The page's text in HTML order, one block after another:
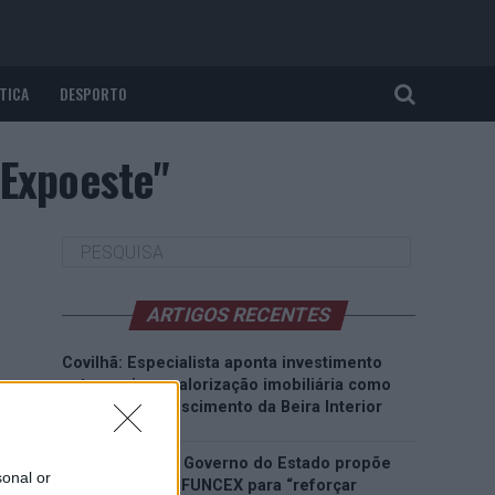
or
DESPORTO
ARTIGOS RECENTES
Covilhã: Especialista aponta investimento
estrangeiro e valorização imobiliária como
motores do crescimento da Beira Interior
Rio de Janeiro: Governo do Estado propõe
parceria com a FUNCEX para “reforçar